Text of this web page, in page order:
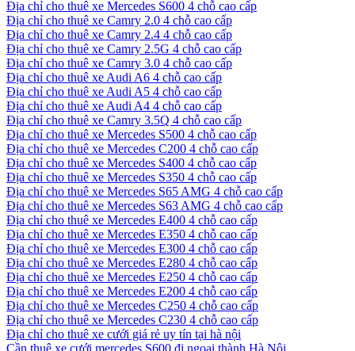
Địa chỉ cho thuê xe Mercedes S600 4 chỗ cao cấp
Địa chỉ cho thuê xe Camry 2.0 4 chỗ cao cấp
Địa chỉ cho thuê xe Camry 2.4 4 chỗ cao cấp
Địa chỉ cho thuê xe Camry 2.5G 4 chỗ cao cấp
Địa chỉ cho thuê xe Camry 3.0 4 chỗ cao cấp
Địa chỉ cho thuê xe Audi A6 4 chỗ cao cấp
Địa chỉ cho thuê xe Audi A5 4 chỗ cao cấp
Địa chỉ cho thuê xe Audi A4 4 chỗ cao cấp
Địa chỉ cho thuê xe Camry 3.5Q 4 chỗ cao cấp
Địa chỉ cho thuê xe Mercedes S500 4 chỗ cao cấp
Địa chỉ cho thuê xe Mercedes C200 4 chỗ cao cấp
Địa chỉ cho thuê xe Mercedes S400 4 chỗ cao cấp
Địa chỉ cho thuê xe Mercedes S350 4 chỗ cao cấp
Địa chỉ cho thuê xe Mercedes S65 AMG 4 chỗ cao cấp
Địa chỉ cho thuê xe Mercedes S63 AMG 4 chỗ cao cấp
Địa chỉ cho thuê xe Mercedes E400 4 chỗ cao cấp
Địa chỉ cho thuê xe Mercedes E350 4 chỗ cao cấp
Địa chỉ cho thuê xe Mercedes E300 4 chỗ cao cấp
Địa chỉ cho thuê xe Mercedes E280 4 chỗ cao cấp
Địa chỉ cho thuê xe Mercedes E250 4 chỗ cao cấp
Địa chỉ cho thuê xe Mercedes E200 4 chỗ cao cấp
Địa chỉ cho thuê xe Mercedes C250 4 chỗ cao cấp
Địa chỉ cho thuê xe Mercedes C230 4 chỗ cao cấp
Địa chỉ cho thuê xe cưới giá rẻ uy tín tại hà nội